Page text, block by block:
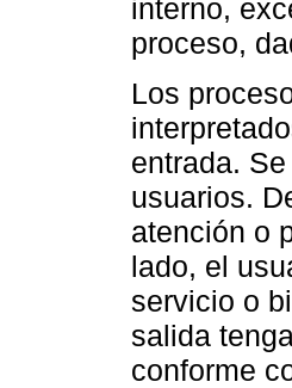
interno,
proceso,
Los
entrada.
usuarios.
atención o
lado, el
servicio o
salida
conforme